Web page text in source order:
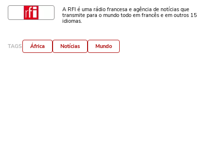
A RFI é uma rádio francesa e agência de notícias que
transmite para o mundo todo em francês e em outros 15
idiomas.
TAGS África Notícias Mundo